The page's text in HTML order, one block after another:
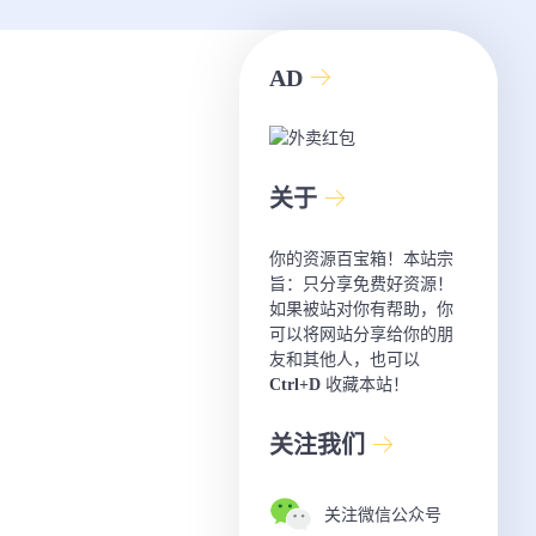
AD
关于
你的资源百宝箱！本站宗
旨：只分享免费好资源！
如果被站对你有帮助，你
可以将网站分享给你的朋
友和其他人，也可以
Ctrl+D 收藏本站！
关注我们
关注微信公众号